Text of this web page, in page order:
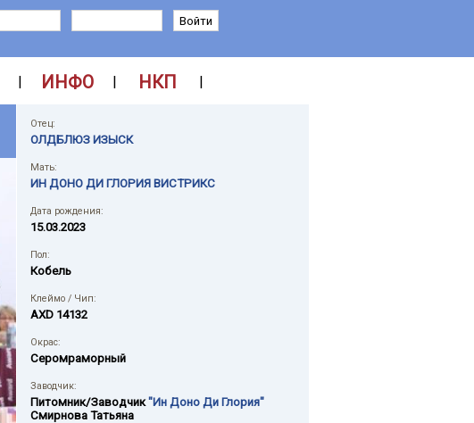
| ИНФО | НКП |
Отец:
ОЛДБЛЮЗ ИЗЫСК
Мать:
ИН ДОНО ДИ ГЛОРИЯ ВИСТРИКС
Дата рождения:
15.03.2023
Пол:
Кобель
Клеймо / Чип:
AXD 14132
Окрас:
Серомраморный
Заводчик:
Питомник/Заводчик"Ин Доно Ди Глория"
Смирнова Татьяна